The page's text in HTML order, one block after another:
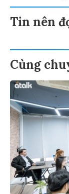
Tin nên
Cùng